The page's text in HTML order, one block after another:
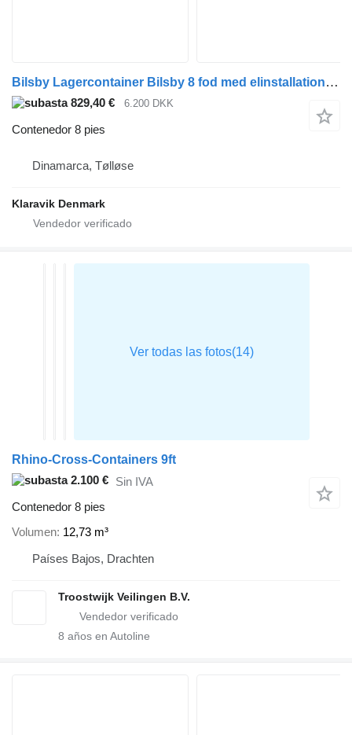
Bilsby Lagercontainer Bilsby 8 fod med elinstallation og reolsystem
829,40 € 6.200 DKK
Contenedor 8 pies
Dinamarca, Tølløse
Klaravik Denmark
Rhino-Cross-Containers 9ft
2.100 € Sin IVA
Contenedor 8 pies
Volumen 12,73 m³
Países Bajos, Drachten
Troostwijk Veilingen B.V.
8 años en Autoline